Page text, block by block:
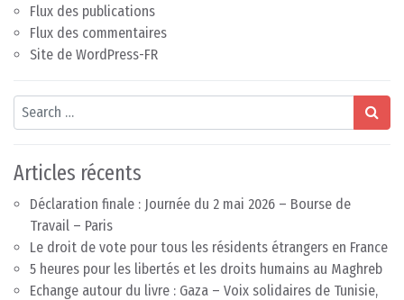
Flux des publications
Flux des commentaires
Site de WordPress-FR
Search
Articles récents
Déclaration finale : Journée du 2 mai 2026 – Bourse de
Travail – Paris
Le droit de vote pour tous les résidents étrangers en France
5 heures pour les libertés et les droits humains au Maghreb
Echange autour du livre : Gaza – Voix solidaires de Tunisie,